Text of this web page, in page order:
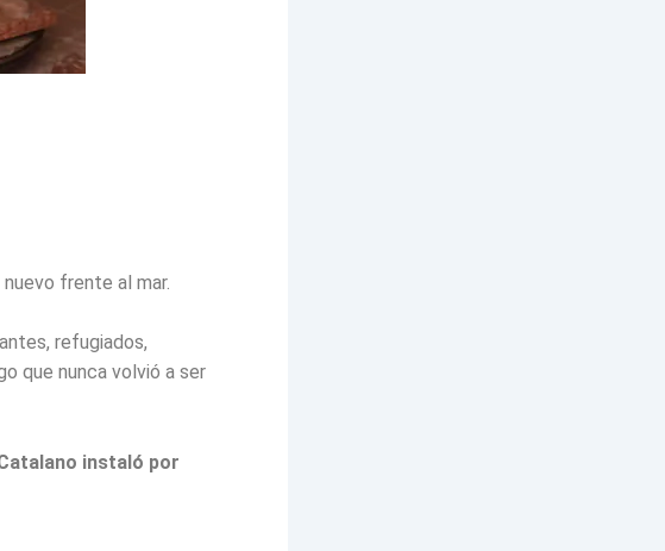
frente al mar.
refugiados,
que nunca volvió a ser
instaló por